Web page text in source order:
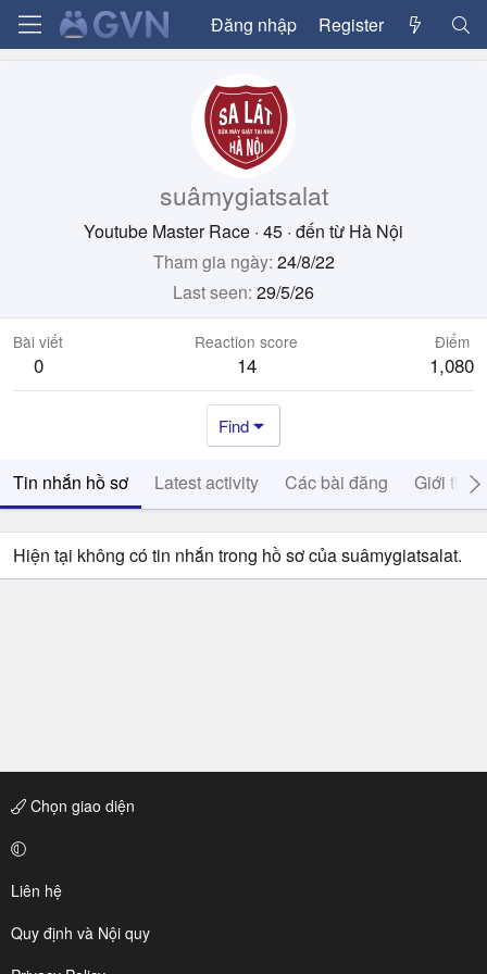
Đăng nhập Register
suâmygiatsalat
Youtube Master Race · 45 · đến từ Hà Nội
Tham gia ngày 24/8/22
Last seen 29/5/26
Bài viết
0
Reaction score
14
Điểm
1,080
Find
Tin nhắn hồ sơ Latest activity Các bài đăng Giới thiệu
Hiện tại không có tin nhắn trong hồ sơ của suâmygiatsalat.
Chọn giao diện
Liên hệ
Quy định và Nội quy